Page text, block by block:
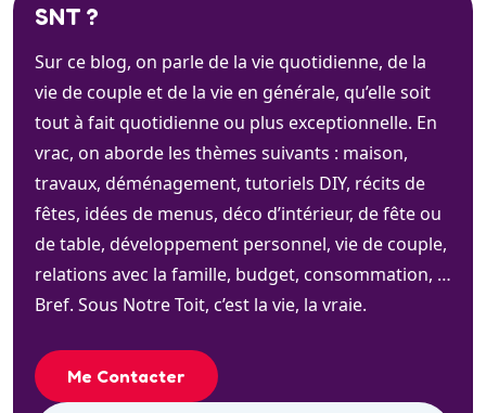
SNT ?
Sur ce blog, on parle de la vie quotidienne, de la
vie de couple et de la vie en générale, qu’elle soit
tout à fait quotidienne ou plus exceptionnelle. En
vrac, on aborde les thèmes suivants : maison,
travaux, déménagement, tutoriels DIY, récits de
fêtes, idées de menus, déco d’intérieur, de fête ou
de table, développement personnel, vie de couple,
relations avec la famille, budget, consommation, …
Bref. Sous Notre Toit, c’est la vie, la vraie.
Me Contacter